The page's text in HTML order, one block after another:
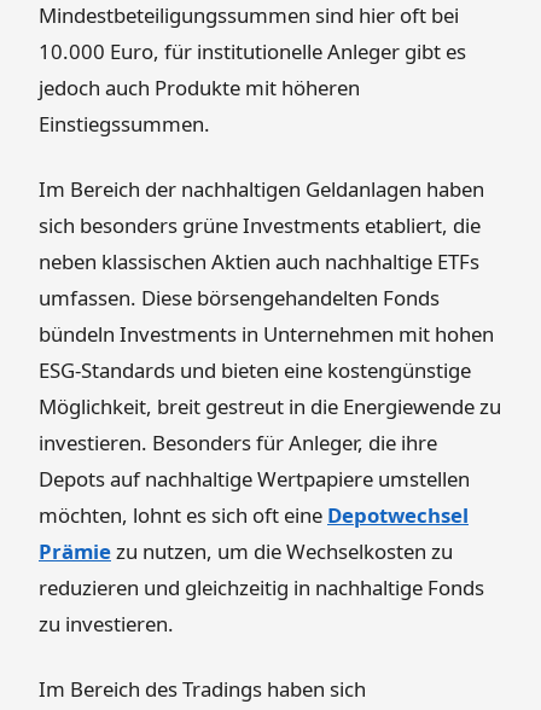
Mindestbeteiligungssummen sind hier oft bei
10.000 Euro, für institutionelle Anleger gibt es
jedoch auch Produkte mit höheren
Einstiegssummen.
Im Bereich der nachhaltigen Geldanlagen haben
sich besonders grüne Investments etabliert, die
neben klassischen Aktien auch nachhaltige ETFs
umfassen. Diese börsengehandelten Fonds
bündeln Investments in Unternehmen mit hohen
ESG-Standards und bieten eine kostengünstige
Möglichkeit, breit gestreut in die Energiewende zu
investieren. Besonders für Anleger, die ihre
Depots auf nachhaltige Wertpapiere umstellen
möchten, lohnt es sich oft eine Depotwechsel
Prämiezu nutzen, um die Wechselkosten zu
reduzieren und gleichzeitig in nachhaltige Fonds
zu investieren.
Im Bereich des Tradings haben sich